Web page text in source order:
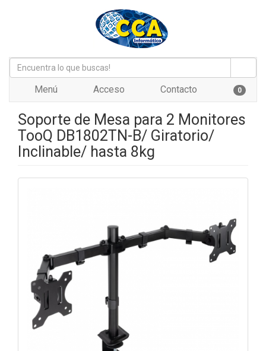
Menú Acceso Contacto 0
Soporte de Mesa para 2 Monitores
TooQ DB1802TN-B/ Giratorio/
Inclinable/ hasta 8kg